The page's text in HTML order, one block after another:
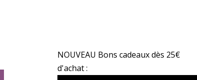
NOUVEAU Bons cadeaux dès 25€
d'achat :